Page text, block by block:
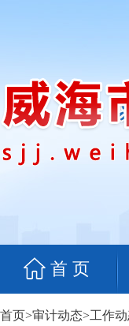
首 页
首页>审计动态>工作